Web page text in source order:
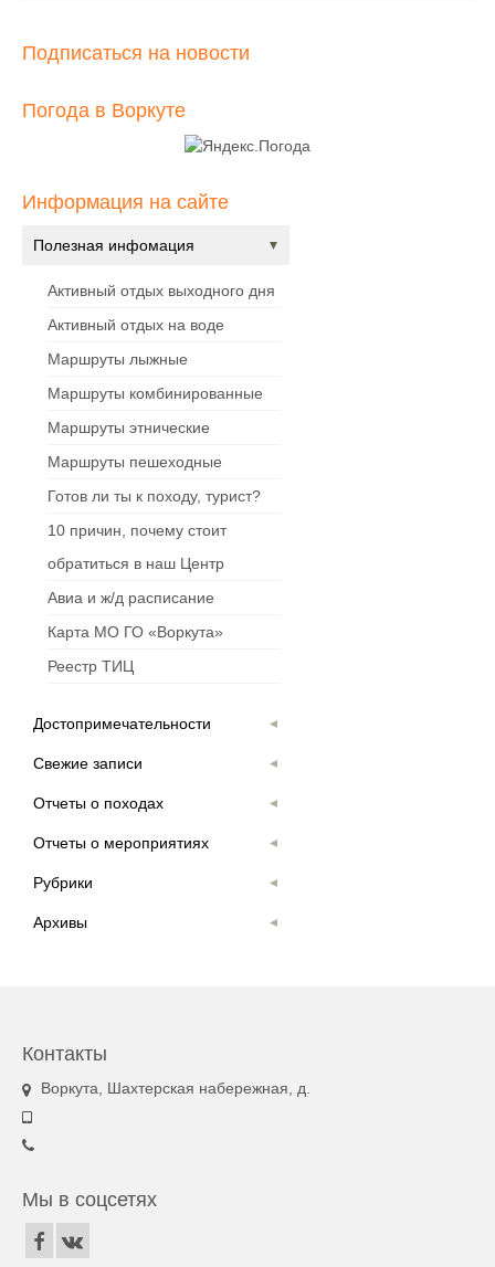
Подписаться на новости
Погода в Воркуте
Информация на сайте
Полезная инфомация
Активный отдых выходного дня
Активный отдых на воде
Маршруты лыжные
Маршруты комбинированные
Маршруты этнические
Маршруты пешеходные
Готов ли ты к походу, турист?
10 причин, почему стоит
обратиться в наш Центр
Авиа и ж/д расписание
Карта МО ГО «Воркута»
Реестр ТИЦ
Достопримечательности
Свежие записи
Отчеты о походах
Отчеты о мероприятиях
Рубрики
Архивы
Контакты
Воркута, Шахтерская набережная, д.
Мы в соцсетях